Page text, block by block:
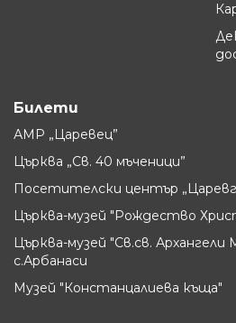
Билети
АМР „Царевец”
Църква „Св. 40 мъченици”
Посетителски център
Църква-музей "Рождество
Църква-музей "Св.св. Архангели
с.Арбанаси
Музей "Констанцалиева къща"